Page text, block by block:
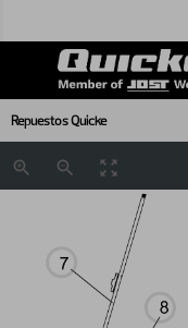
Repuestos Quicke